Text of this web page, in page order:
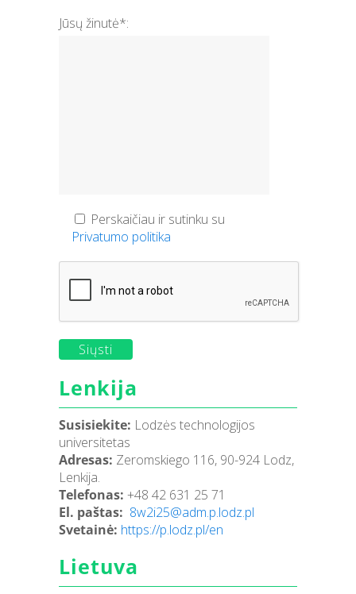
Jūsų žinutė*:
Perskaičiau ir sutinku su
Privatumo politika
Lenkija
Susisiekite: Lodzės technologijos
universitetas
Adresas: Zeromskiego 116, 90-924 Lodz,
Lenkija.
Telefonas: +48 42 631 25 71
El. paštas: 8w2i25@adm.p.lodz.pl
Svetainė: https://p.lodz.pl/en
Lietuva